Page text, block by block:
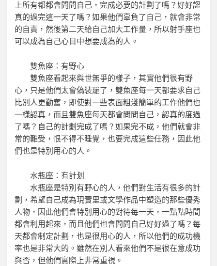
上所有都都會問問自己，完成必要的計劃了嗎？好好認
真的過完這一天了嗎？如果他們辜負了自己，就會非常
的自責，然後第二天給自己加大工作量，所以射手座也
可以成為自己心目中想要成為的人。
雙魚座：有野心
雙魚座看起來與世無爭的樣子，其實他們很有野
心，只是他們太會偽裝罷了，雙魚座每一天都要求自己
比別人更勤奮，即使對一些表面粗淺簡單的工作他們也
一樣認真，而且雙魚座每天都會問問自己，認真的度過
了嗎？自己的計劃完成了嗎？如果完不成，他們就會非
常的難受，恨不得不睡覺，也要完成這些任務，因此他
們也是特別用心的人。
水瓶座：有計划
水瓶座是特別有野心的人，他們對生活有很多的計
劃，希望自己成為現實里或文學作品中塑造的那些優秀
人物，因此他們會特別用心的對待每一天，一點點時間
都會利用起來，而且他們也會問問自己好好過了嗎？每
天都會制定計劃，也是很用心的人，所以他們的成功機
率也是非常大的。雖然在別人看來他們不是很在意成功
與否，但他們實際上非常重視。